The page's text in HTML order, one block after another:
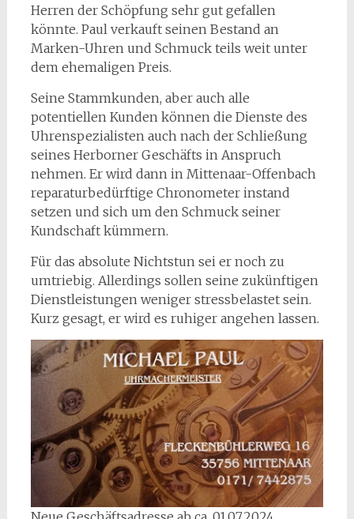
Herren der Schöpfung sehr gut gefallen
könnte. Paul verkauft seinen Bestand an
Marken-Uhren und Schmuck teils weit unter
dem ehemaligen Preis.
Seine Stammkunden, aber auch alle
potentiellen Kunden können die Dienste des
Uhrenspezialisten auch nach der Schließung
seines Herborner Geschäfts in Anspruch
nehmen. Er wird dann in Mittenaar-Offenbach
reparaturbedürftige Chronometer instand
setzen und sich um den Schmuck seiner
Kundschaft kümmern.
Für das absolute Nichtstun sei er noch zu
umtriebig. Allerdings sollen seine zukünftigen
Dienstleistungen weniger stressbelastet sein.
Kurz gesagt, er wird es ruhiger angehen lassen.